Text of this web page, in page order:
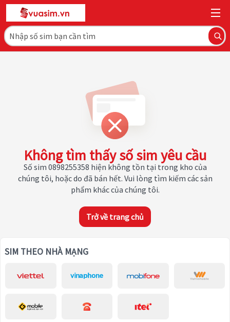
Không tìm thấy số sim yêu cầu
Số sim 0898255358 hiện không tồn tại trong kho của
chúng tôi, hoặc do đã bán hết. Vui lòng tìm kiếm các sản
phẩm khác của chúng tôi.
Trở về trang chủ
SIM THEO NHÀ MẠNG